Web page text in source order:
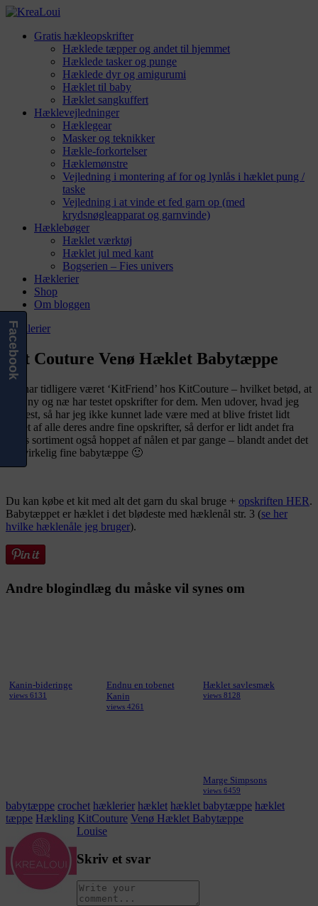
Gratis hækleopskrifter
Hæklede tæpper og andet til hjemmet
Hæklede tasker og punge
Hæklede dyr og amigurumi
Hæklet til baby
Hæklet sangkuffert
Hæklevejledninger
Hæklegear
Masker og teknikker
Hækle-forkortelser
Hæklemønstre
Vejledning i montering af for og lynlås i hæklet pung /
taske
Vejledning i at vinde et fed garn op (med
krydsnøgleapparat og garnvinde)
Hæklebøger
Hæklet værktøj
Hæklet jul med kant
Bogserien – Fies univers
Hæklerier
Shop
Om bloggen
Hæklerier
Kit Couture Venø Hæklet Babytæppe
Jeg har tidligere været ‘KitFriend’ hos KitCouture – hvilket betød, at
jeg i ny og næ har testet opskrifter for dem. Men udover, hvad jeg
har test, så har jeg ikke kunnet lade være med at blive fristet lidt
fristet af alle deres andre fine opskrifter, så derfor er lidt andet fra
deres sortiment også hoppet af nålen et par gange – blandt andet det
her virkelig fine babytæppe 🙂
Du kan købe et kit med alt det garn du skal bruge + opskriften HER.
Babytæppet er hæklet i det blødeste med hæklenål str. 3 (se her
hvilke hæklenåle jeg bruger).
Andre blogindlæg du måske vil synes om
Kanin-bideringe
views 6131
Endnu en tobenet
Kanin
views 4261
Hæklet savlesmæk
views 8128
Marge Simpsons
views 6459
babytæppe crochet hæklerier hæklet hæklet babytæppe hæklet
tæppe Hækling KitCouture Venø Hæklet Babytæppe
Louise
Skriv et svar
Facebook